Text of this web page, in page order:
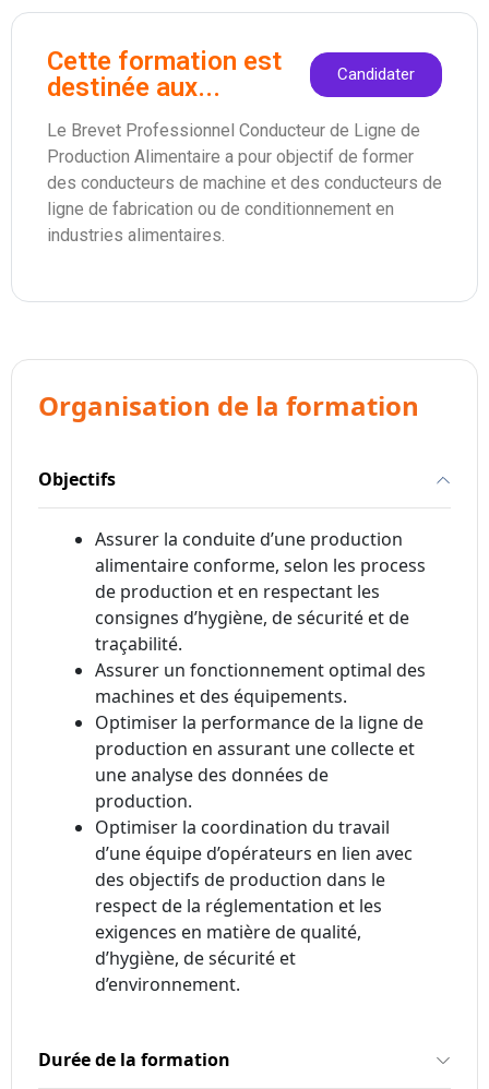
Cette formation est
destinée aux...
Candidater
Le Brevet Professionnel Conducteur de Ligne de
Production Alimentaire a pour objectif de former
des conducteurs de machine et des conducteurs de
ligne de fabrication ou de conditionnement en
industries alimentaires.
Organisation de la formation
Objectifs
Assurer la conduite d’une production
alimentaire conforme, selon les process
de production et en respectant les
consignes d’hygiène, de sécurité et de
traçabilité.
Assurer un fonctionnement optimal des
machines et des équipements.
Optimiser la performance de la ligne de
production en assurant une collecte et
une analyse des données de
production.
Optimiser la coordination du travail
d’une équipe d’opérateurs en lien avec
des objectifs de production dans le
respect de la réglementation et les
exigences en matière de qualité,
d’hygiène, de sécurité et
d’environnement.
Durée de la formation